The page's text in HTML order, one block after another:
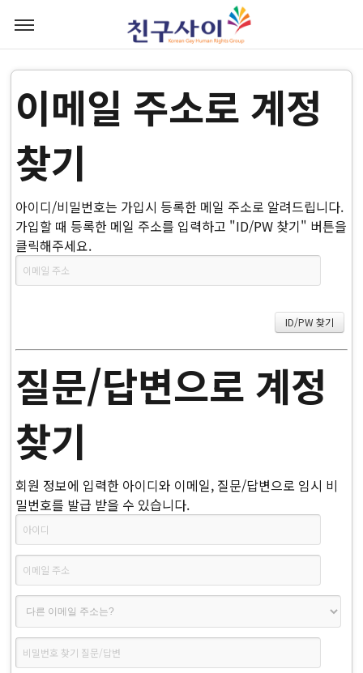
이메일 주소로 계정
찾기
아이디/비밀번호는 가입시 등록한 메일 주소로 알려드립니다.
가입할 때 등록한 메일 주소를 입력하고 "ID/PW 찾기" 버튼을
클릭해주세요.
질문/답변으로 계정
찾기
회원 정보에 입력한 아이디와 이메일, 질문/답변으로 임시 비
밀번호를 발급 받을 수 있습니다.